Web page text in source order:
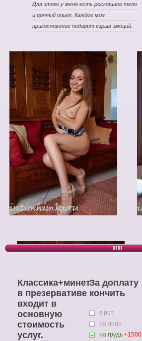
Для этого у меня есть роскошное тело
и ценный опыт. Каждое мое
прикосновение подарит взрыв эмоций.
Классика+минет
в презервативе
входит в
основную
стоимость
услуг.
За доплату
кончить
в рот
на лицо
на грудь +1500